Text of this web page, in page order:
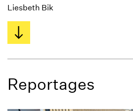
Liesbeth Bik
Reportages